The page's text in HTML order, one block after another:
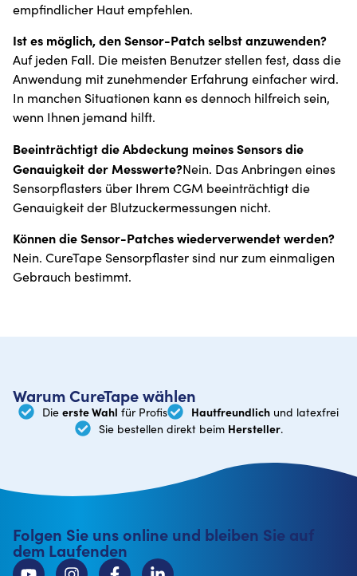
empfindlicher Haut empfehlen.
Ist es möglich, den Sensor-Patch selbst anzuwenden?
Auf jeden Fall. Die meisten Benutzer stellen fest, dass die
Anwendung mit zunehmender Erfahrung einfacher wird.
In manchen Situationen kann es dennoch hilfreich sein,
wenn Ihnen jemand hilft.
Beeinträchtigt die Abdeckung meines Sensors die
Genauigkeit der Messwerte?Nein. Das Anbringen eines
Sensorpflasters über Ihrem CGM beeinträchtigt die
Genauigkeit der Blutzuckermessungen nicht.
Können die Sensor-Patches wiederverwendet werden?
Nein. CureTape Sensorpflaster sind nur zum einmaligen
Gebrauch bestimmt.
Warum CureTape wählen
Die erste Wahl für Profis Hautfreundlich und latexfrei
Sie bestellen direkt beim Hersteller.
Folgen Sie uns online und bleiben Sie auf
dem Laufenden